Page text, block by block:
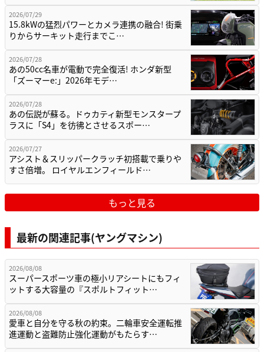
2026/07/29
15.8kWの猛烈パワーとカメラ連携の融合! 街乗
りからサーキット走行までこ…
2026/07/28
あの50cc名車が電動で完全復活! ホンダ新型
「ズーマーe:」2026年モデ…
2026/07/28
あの伝説が蘇る。ドゥカティ新型モンスタープ
ラスに「S4」を彷彿とさせるスポー…
2026/07/27
アシスト＆スリッパークラッチ初搭載で乗りや
すさ倍増。 ロイヤルエンフィールド…
もっと見る
最新の関連記事(ヤングマシン)
2026/08/08
スーパースポーツ車の極小リアシートにもフィ
ットする大容量の『スポルトフィット…
2026/08/08
愛車と自分を守る秋の約束。二輪車安全運転推
進運動と盗難防止強化運動がもたらす…